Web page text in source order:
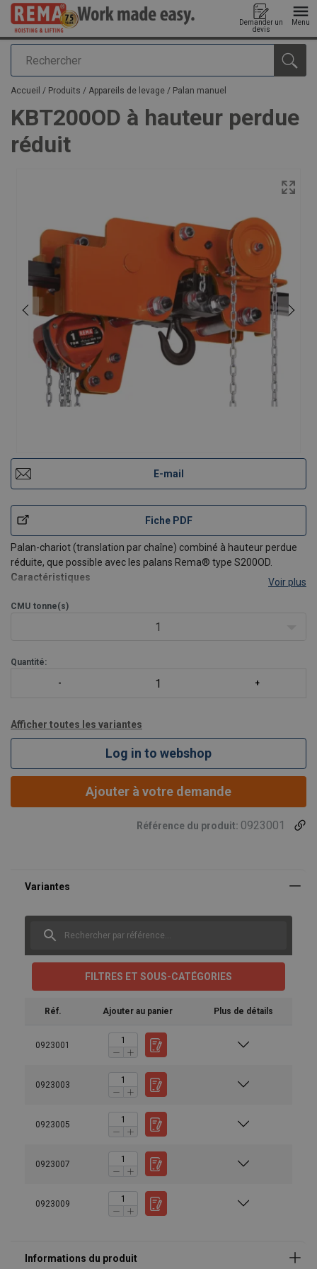
Rechercher
Demander un
devis
Menu
Ajouté au panier
Accueil / Produits / Appareils de levage / Palan manuel
KBT200OD à hauteur perdue
réduit
E-mail
Fiche PDF
Palan-chariot (translation par chaîne) combiné à hauteur perdue
réduite, que possible avec les palans Rema® type S200OD.
Caractéristiques
combinaison avec palan manuel Rema® type Select 200
Voir plus
CMU tonne(s)
1
Quantité:
Afficher toutes les variantes
Log in to webshop
Ajouter à votre demande
Référence du produit: 0923001
FILTRES ET SOUS-CATÉGORIES
Réf. Ajouter au panier Plus de détails
0923001
0923003
0923005
0923007
0923009
Manuels utilisateur
Catalogue 2019 FR (16).pdf